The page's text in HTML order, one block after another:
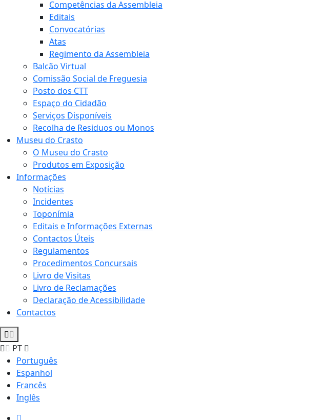
Competências da Assembleia
Editais
Convocatórias
Atas
Regimento da Assembleia
Balcão Virtual
Comissão Social de Freguesia
Posto dos CTT
Espaço do Cidadão
Serviços Disponíveis
Recolha de Residuos ou Monos
Museu do Crasto
O Museu do Crasto
Produtos em Exposição
Informações
Notícias
Incidentes
Toponímia
Editais e Informações Externas
Contactos Úteis
Regulamentos
Procedimentos Concursais
Livro de Visitas
Livro de Reclamações
Declaração de Acessibilidade
Contactos
PT
Português
Espanhol
Francês
Inglês